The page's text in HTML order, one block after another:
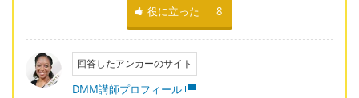
役に立った 8
回答したアンカーのサイト
DMM講師プロフィール